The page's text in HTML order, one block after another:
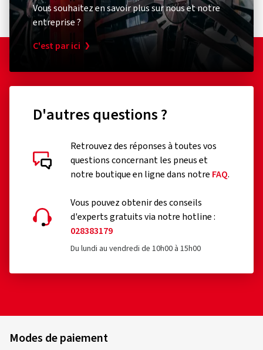
Vous souhaitez en savoir plus sur nous et notre
entreprise ?
C'est par ici
D'autres questions ?
Retrouvez des réponses à toutes vos
questions concernant les pneus et
notre boutique en ligne dans notre FAQ.
Vous pouvez obtenir des conseils
d'experts gratuits via notre hotline :
028383179
Du lundi au vendredi de 10h00 à 15h00
Modes de paiement